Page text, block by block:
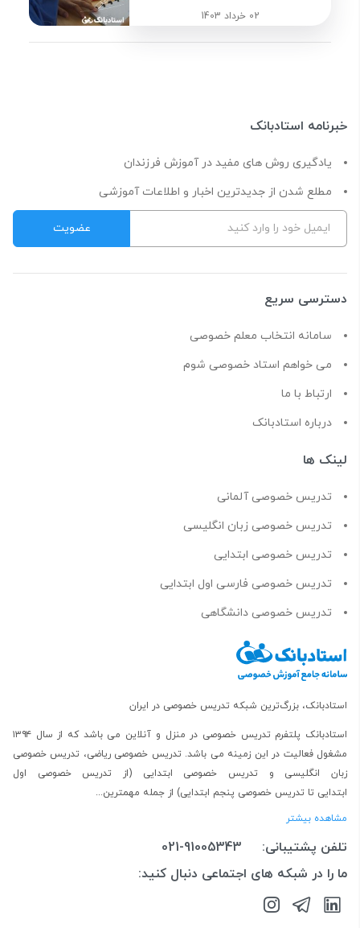
02 خرداد 1403
خبرنامه استادبانک
یادگیری روش های مفید در آموزش فرزندان
مطلع شدن از جدیدترین اخبار و اطلاعات آموزشی
دسترسی سریع
سامانه انتخاب معلم خصوصی
می خواهم استاد خصوصی شوم
ارتباط با ما
درباره استادبانک
لینک ها
تدریس خصوصی آلمانی
تدریس خصوصی زبان انگلیسی
تدریس خصوصی ابتدایی
تدریس خصوصی فارسی اول ابتدایی
تدریس خصوصی دانشگاهی
استادبانک، بزرگ‌ترین شبکه تدریس خصوصی در ایران
استادبانک پلتفرم تدریس خصوصی در منزل و آنلاین
می باشد که از سال ۱۳۹۴
مشغول فعالیت در این زمینه می باشد.تدریس خصوصی ریاضی، تدریس خصوصی
زبان انگلیسی و تدریس خصوصی ابتدایی (از
تدریس خصوصی اول
ابتدایی تا تدریس خصوصی پنجم ابتدایی) از جمله مهمترین...
مشاهده بیشتر
تلفن پشتیبانی:
021-91005343
ما را در شبکه های اجتماعی دنبال کنید: